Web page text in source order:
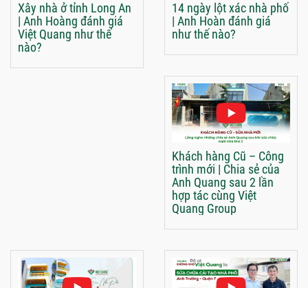
Xây nhà ở tỉnh Long An
| Anh Hoàng đánh giá
Việt Quang như thế
nào?
14 ngày lột xác nhà phố
| Anh Hoàn đánh giá
như thế nào?
Khách hàng Cũ – Công
trình mới | Chia sẻ của
Anh Quang sau 2 lần
hợp tác cùng Việt
Quang Group